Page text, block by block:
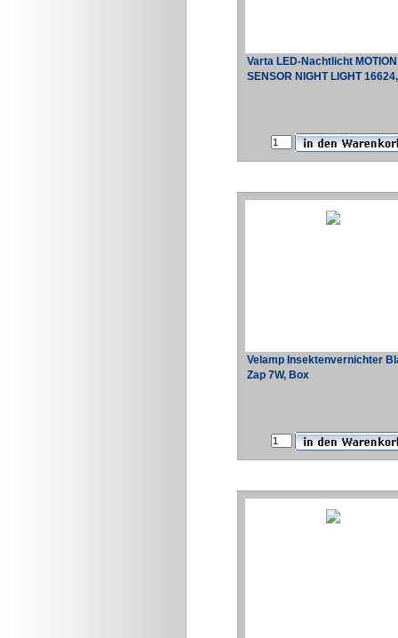
Varta LED-Nachtlicht MOTION
SENSOR NIGHT LIGHT
Velamp Insektenvernichter
Zap 7W, Box